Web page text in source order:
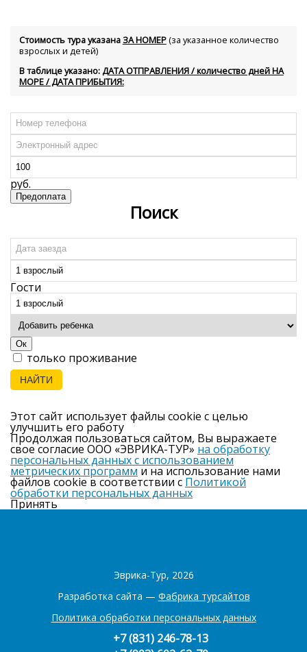
Стоимость тура указанаЗА НОМЕР(за указанное количество
взрослых и детей)
В таблице указано:ДАТА ОТПРАВЛЕНИЯ / количество дней НА
МОРЕ / ДАТА ПРИБЫТИЯ:
Поиск
Гости
Ок
только проживание
НАЙТИ
Этот сайт использует файлы cookie с целью
улучшить его работу
Продолжая пользоваться сайтом, Вы выражаете
свое согласие ООО «ЭВРИКА-ТУР» на обработку
персональных данных с использованием
метрических программ и на использование нами
файлов cookie в соответствии с Политикой
обработки персональных данных
Принять
Эврика-Тур, 2026
Разработка сайта — Фабрика турсайтов
Политика обработки персональных данных
+7 (831) 246-78-13